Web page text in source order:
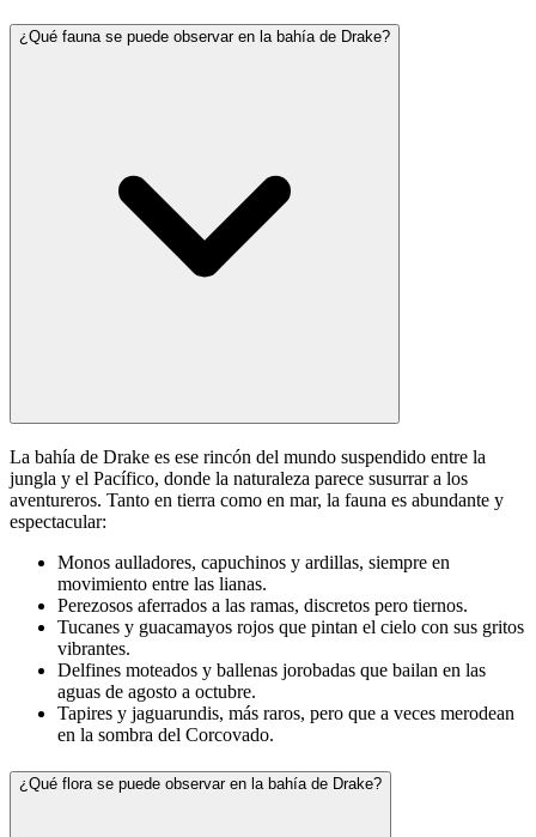
¿Qué fauna se puede observar en la bahía de Drake?
La bahía de Drake es ese rincón del mundo suspendido entre la
jungla y el Pacífico, donde la naturaleza parece susurrar a los
aventureros. Tanto en tierra como en mar, la fauna es abundante y
espectacular:
Monos aulladores, capuchinos y ardillas, siempre en
movimiento entre las lianas.
Perezosos aferrados a las ramas, discretos pero tiernos.
Tucanes y guacamayos rojos que pintan el cielo con sus gritos
vibrantes.
Delfines moteados y ballenas jorobadas que bailan en las
aguas de agosto a octubre.
Tapires y jaguarundis, más raros, pero que a veces merodean
en la sombra del Corcovado.
¿Qué flora se puede observar en la bahía de Drake?